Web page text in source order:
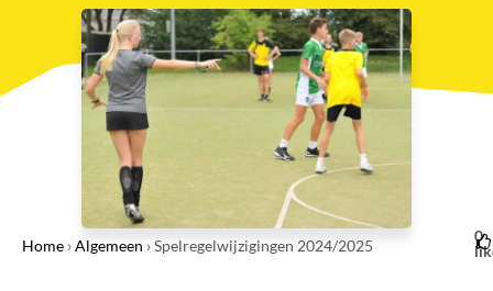
Home ›Algemeen ›Spelregelwijzigingen 2024/2025
0